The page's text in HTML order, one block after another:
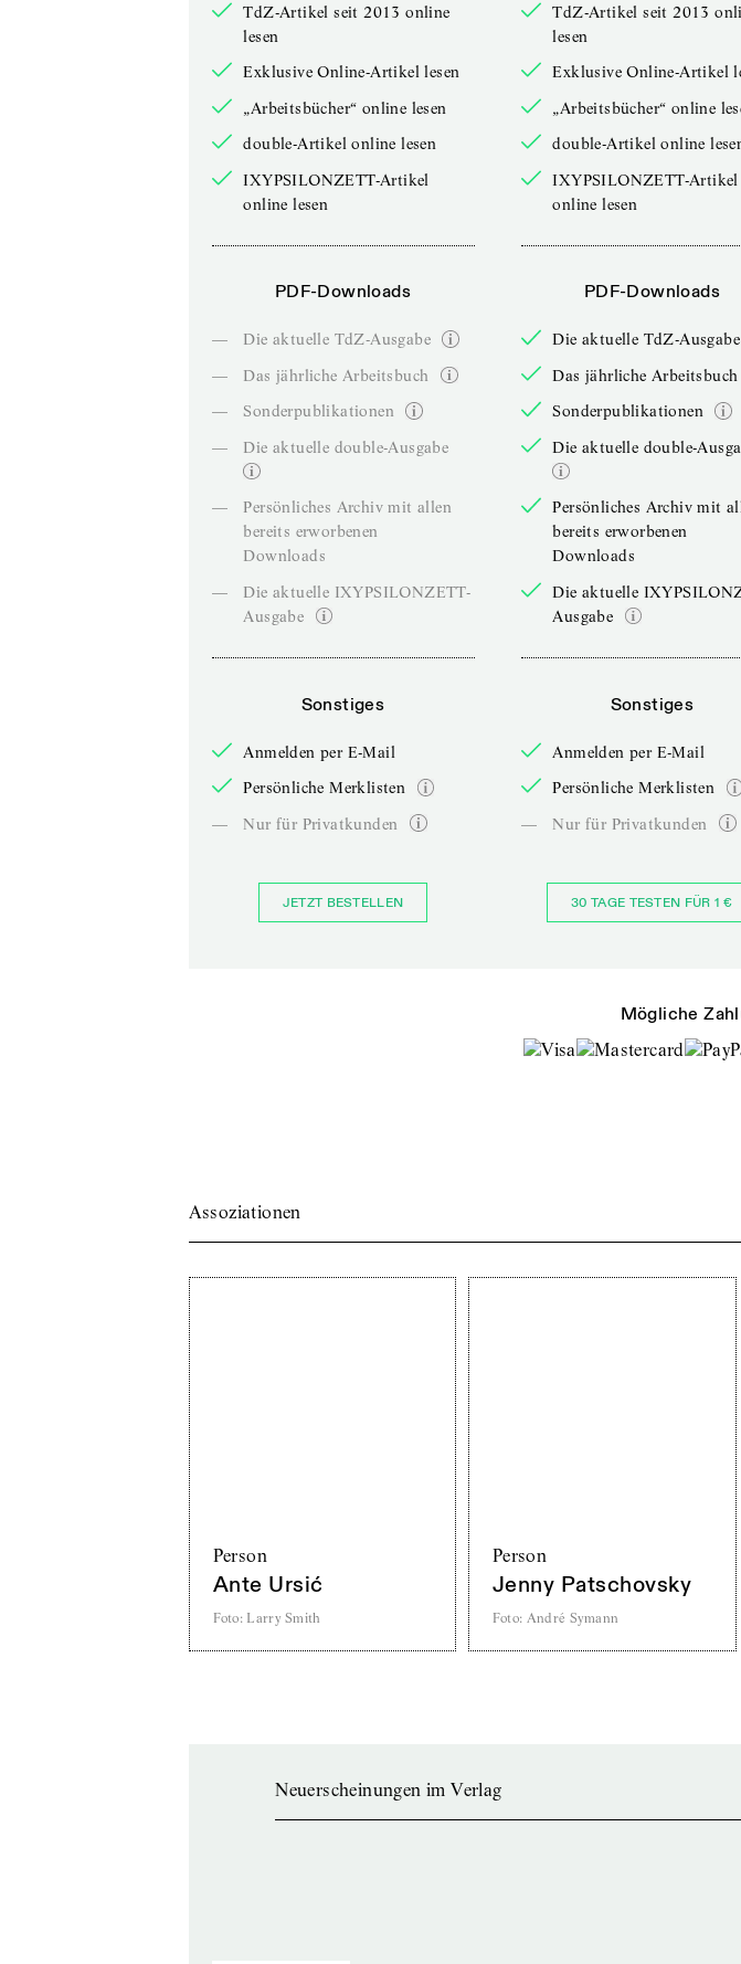
TdZ-Artikel seit 2013 online
lesen
Exklusive Online-Artikel lesen
„Arbeitsbücher“ online lesen
double-Artikel online lesen
IXYPSILONZETT-Artikel
online lesen
PDF-Downloads
—
Die aktuelle TdZ-Ausgabe
—
Das jährliche Arbeitsbuch
—
Sonderpublikationen
—
Die aktuelle double-Ausgabe
—
Persönliches Archiv mit allen
bereits erworbenen
Downloads
—
Die aktuelle IXYPSILONZETT-
Ausgabe
Sonstiges
Anmelden per E-Mail
Persönliche Merklisten
—
Nur für Privatkunden
JETZT BESTELLEN
TdZ-Artikel seit 2013
lesen
Exklusive Online-Artikel
„Arbeitsbücher“ online
double-Artikel online
IXYPSILONZETT-Artikel
online lesen
PDF-Downloads
Die aktuelle TdZ-Ausgabe
Das jährliche Arbeitsbuch
Sonderpublikationen
Die aktuelle double-
Persönliches Archiv mit
bereits erworbenen
Downloads
Die aktuelle
Ausgabe
Sonstiges
Anmelden per E-Mail
Persönliche Merklisten
—
Nur für Privatkunden
30 TAGE TESTEN FÜR 1 €
Mögliche
Assoziationen
Person
Ante Ursić
Foto: Larry Smith
Person
Jenny Patschovsky
Foto: André Symann
Neuerscheinungen im Verlag